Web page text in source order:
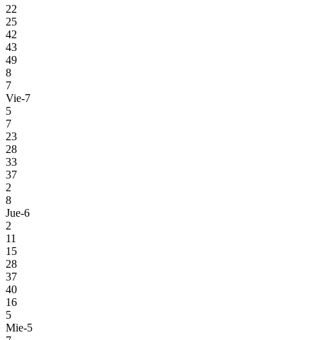
22
25
42
43
49
8
7
Vie-7
5
7
23
28
33
37
2
8
Jue-6
2
11
15
28
37
40
16
5
Mie-5